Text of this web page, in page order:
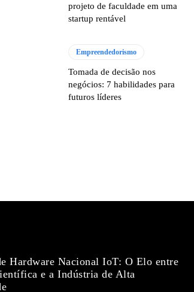
projeto de faculdade em uma
startup rentável
Empreendedorismo
Tomada de decisão nos
negócios: 7 habilidades para
futuros líderes
Hardware Nacional IoT: O Elo entre
e a Indústria de Alta